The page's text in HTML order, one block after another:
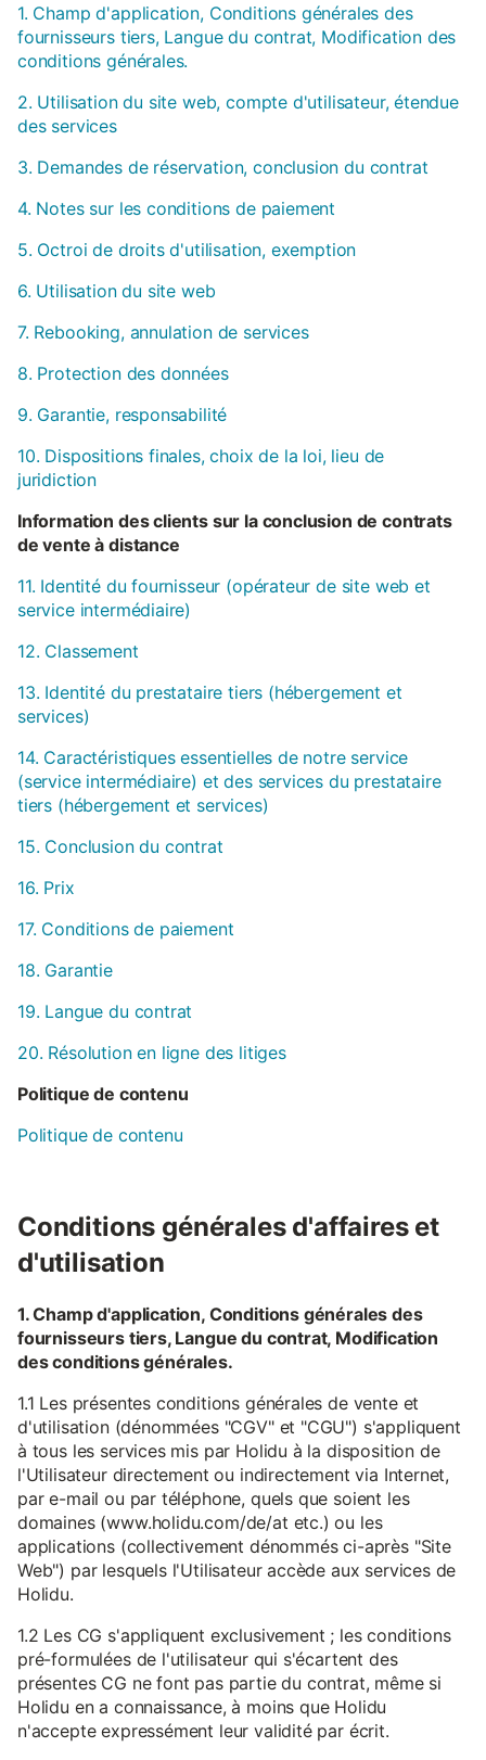
1. Champ d'application, Conditions générales des
fournisseurs tiers, Langue du contrat, Modification des
conditions générales.
2. Utilisation du site web, compte d'utilisateur, étendue
des services
3. Demandes de réservation, conclusion du contrat
4. Notes sur les conditions de paiement
5. Octroi de droits d'utilisation, exemption
6. Utilisation du site web
7. Rebooking, annulation de services
8. Protection des données
9. Garantie, responsabilité
10. Dispositions finales, choix de la loi, lieu de
juridiction
Information des clients sur la conclusion de contrats
de vente à distance
11. Identité du fournisseur (opérateur de site web et
service intermédiaire)
12. Classement
13. Identité du prestataire tiers (hébergement et
services)
14. Caractéristiques essentielles de notre service
(service intermédiaire) et des services du prestataire
tiers (hébergement et services)
15. Conclusion du contrat
16. Prix
17. Conditions de paiement
18. Garantie
19. Langue du contrat
20. Résolution en ligne des litiges
Politique de contenu
Politique de contenu
Conditions générales d'affaires et
d'utilisation
1. Champ d'application, Conditions générales des
fournisseurs tiers, Langue du contrat, Modification
des conditions générales.
1.1 Les présentes conditions générales de vente et
d'utilisation (dénommées "CGV" et "CGU") s'appliquent
à tous les services mis par Holidu à la disposition de
l'Utilisateur directement ou indirectement via Internet,
par e-mail ou par téléphone, quels que soient les
domaines (www.holidu.com/de/at etc.) ou les
applications (collectivement dénommés ci-après "Site
Web") par lesquels l'Utilisateur accède aux services de
Holidu.
1.2 Les CG s'appliquent exclusivement ; les conditions
pré-formulées de l'utilisateur qui s'écartent des
présentes CG ne font pas partie du contrat, même si
Holidu en a connaissance, à moins que Holidu
n'accepte expressément leur validité par écrit.